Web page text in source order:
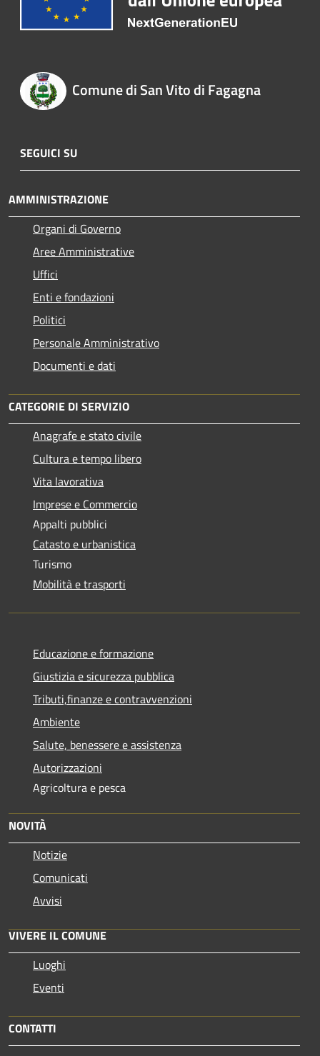
Comune di San Vito di Fagagna
SEGUICI SU
AMMINISTRAZIONE
Organi di Governo
Aree Amministrative
Uffici
Enti e fondazioni
Politici
Personale Amministrativo
Documenti e dati
CATEGORIE DI SERVIZIO
Anagrafe e stato civile
Cultura e tempo libero
Vita lavorativa
Imprese e Commercio
Appalti pubblici
Catasto e urbanistica
Turismo
Mobilità e trasporti
Educazione e formazione
Giustizia e sicurezza pubblica
Tributi,finanze e contravvenzioni
Ambiente
Salute, benessere e assistenza
Autorizzazioni
Agricoltura e pesca
NOVITÀ
Notizie
Comunicati
Avvisi
VIVERE IL COMUNE
Luoghi
Eventi
CONTATTI